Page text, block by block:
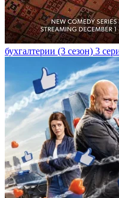
бухгалтерии (3 сезон) 3